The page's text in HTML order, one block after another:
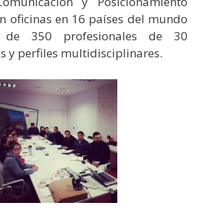
oficinas en 16 países del mundo
350 profesionales de 30
y perfiles multidisciplinares.